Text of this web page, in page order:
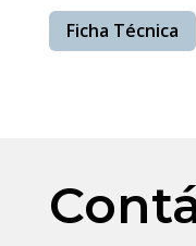
Ficha Técnica